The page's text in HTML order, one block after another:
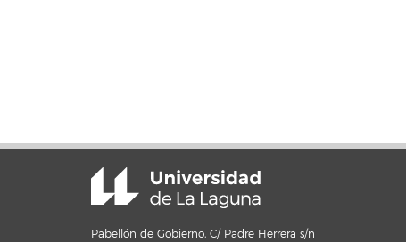
Pabellón de Gobierno, C/ Padre Herrera s/n